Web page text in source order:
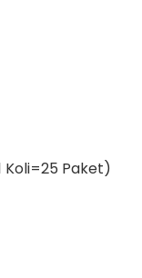
Koli=25 Paket)